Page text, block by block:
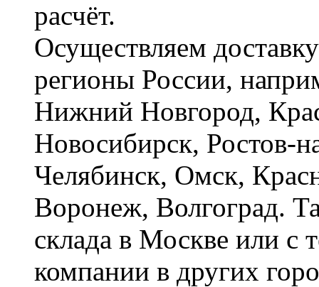
расчёт.
Осуществляем
регионы России,
Нижний Новгород,
Новосибирск, Ростов-
Челябинск, Омск,
Воронеж, Волгоград.
склада в Москве или с
компании в других